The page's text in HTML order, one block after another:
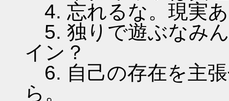
4. 忘れるな。現実
5. 独りで遊ぶなみ
イン？
6. 自己の存在を主
ら。